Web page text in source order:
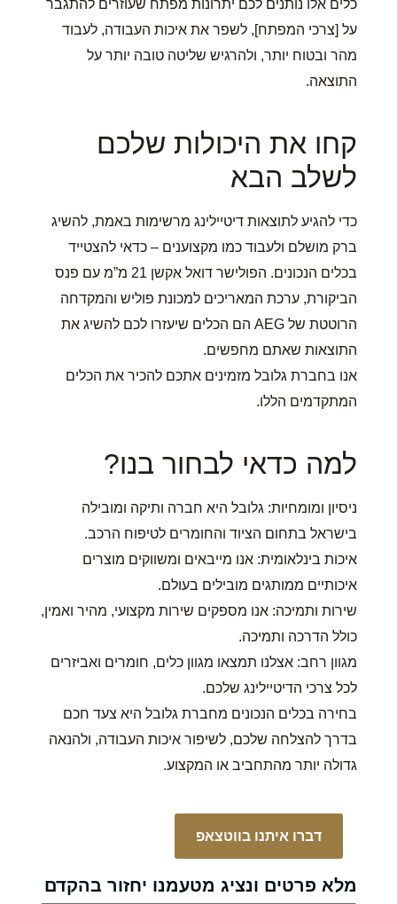
כלים אלו נותנים לכם יתרונות מפתח שעוזרים להתגבר
על [צרכי המפתח], לשפר את איכות העבודה, לעבוד
מהר ובטוח יותר, ולהרגיש שליטה טובה יותר על
התוצאה.
קחו את היכולות שלכם
לשלב הבא
כדי להגיע לתוצאות דיטיילינג מרשימות באמת, להשיג
ברק מושלם ולעבוד כמו מקצוענים – כדאי להצטייד
בכלים הנכונים. הפולישר דואל אקשן 21 מ”מ עם פנס
הביקורת, ערכת המאריכים למכונת פוליש והמקדחה
הרוטטת של AEG הם הכלים שיעזרו לכם להשיג את
התוצאות שאתם מחפשים.
אנו בחברת גלובל מזמינים אתכם להכיר את הכלים
המתקדמים הללו.
למה כדאי לבחור בנו?
ניסיון ומומחיות: גלובל היא חברה ותיקה ומובילה
בישראל בתחום הציוד והחומרים לטיפוח הרכב.
איכות בינלאומית: אנו מייבאים ומשווקים מוצרים
איכותיים ממותגים מובילים בעולם.
שירות ותמיכה: אנו מספקים שירות מקצועי, מהיר ואמין,
כולל הדרכה ותמיכה.
מגוון רחב: אצלנו תמצאו מגוון כלים, חומרים ואביזרים
לכל צרכי הדיטיילינג שלכם.
בחירה בכלים הנכונים מחברת גלובל היא צעד חכם
בדרך להצלחה שלכם, לשיפור איכות העבודה, ולהנאה
גדולה יותר מהתחביב או המקצוע.
דברו איתנו בווטצאפ
מלא פרטים ונציג מטעמנו יחזור בהקדם